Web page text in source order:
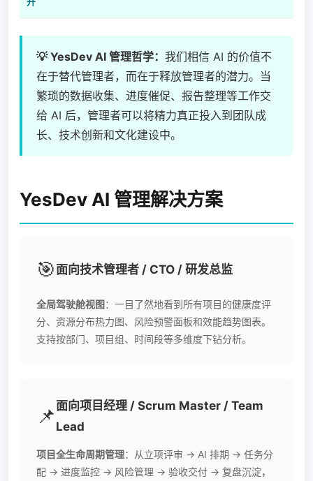
💡 YesDev AI 管理哲学： 我们相信 AI 的价值不
在于替代管理者，而在于释放管理者的潜力。当
繁琐的数据收集、进度催促、报告整理等工作交
给 AI 后，管理者可以将精力真正投入到团队成
长、技术创新和文化建设中。
YesDev AI 管理解决方案
🎯 面向技术管理者 / CTO / 研发总监
全局驾驶舱视图：一目了然地看到所有项目的健康度评
分、资源分布热力图、风险预警面板和效能趋势图表。
支持按部门、项目组、时间段等多维度下钻分析。
📌 面向项目经理 / Scrum Master / Team
Lead
项目全生命周期管理：从立项评审 → AI 排期 → 任务分
配 → 进度监控 → 风险管理 → 验收交付 → 复盘沉淀，